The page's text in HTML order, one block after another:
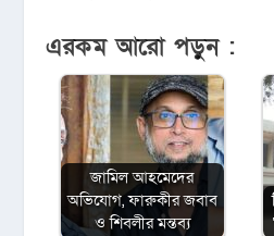
এরকম আরো পড়ুন :
জামিল আহমেদের
অভিযোগ, ফারুকীর জবাব
ও শিবলীর মন্তব্য